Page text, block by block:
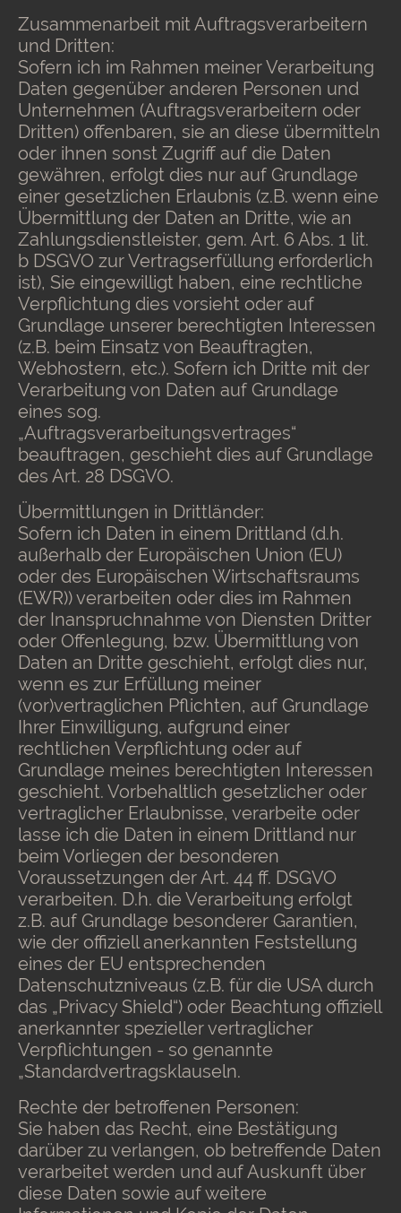
Zusammenarbeit mit Auftragsverarbeitern
und Dritten:
Sofern ich im Rahmen meiner Verarbeitung
Daten gegenüber anderen Personen und
Unternehmen (Auftragsverarbeitern oder
Dritten) offenbaren, sie an diese übermitteln
oder ihnen sonst Zugriff auf die Daten
gewähren, erfolgt dies nur auf Grundlage
einer gesetzlichen Erlaubnis (z.B. wenn eine
Übermittlung der Daten an Dritte, wie an
Zahlungsdienstleister, gem. Art. 6 Abs. 1 lit.
b DSGVO zur Vertragserfüllung erforderlich
ist), Sie eingewilligt haben, eine rechtliche
Verpflichtung dies vorsieht oder auf
Grundlage unserer berechtigten Interessen
(z.B. beim Einsatz von Beauftragten,
Webhostern, etc.). Sofern ich Dritte mit der
Verarbeitung von Daten auf Grundlage
eines sog.
„Auftragsverarbeitungsvertrages“
beauftragen, geschieht dies auf Grundlage
des Art. 28 DSGVO.
Übermittlungen in Drittländer:
Sofern ich Daten in einem Drittland (d.h.
außerhalb der Europäischen Union (EU)
oder des Europäischen Wirtschaftsraums
(EWR)) verarbeiten oder dies im Rahmen
der Inanspruchnahme von Diensten Dritter
oder Offenlegung, bzw. Übermittlung von
Daten an Dritte geschieht, erfolgt dies nur,
wenn es zur Erfüllung meiner
(vor)vertraglichen Pflichten, auf Grundlage
Ihrer Einwilligung, aufgrund einer
rechtlichen Verpflichtung oder auf
Grundlage meines berechtigten Interessen
geschieht. Vorbehaltlich gesetzlicher oder
vertraglicher Erlaubnisse, verarbeite oder
lasse ich die Daten in einem Drittland nur
beim Vorliegen der besonderen
Voraussetzungen der Art. 44 ff. DSGVO
verarbeiten. D.h. die Verarbeitung erfolgt
z.B. auf Grundlage besonderer Garantien,
wie der offiziell anerkannten Feststellung
eines der EU entsprechenden
Datenschutzniveaus (z.B. für die USA durch
das „Privacy Shield“) oder Beachtung offiziell
anerkannter spezieller vertraglicher
Verpflichtungen - so genannte
„Standardvertragsklauseln.
Rechte der betroffenen Personen:
Sie haben das Recht, eine Bestätigung
darüber zu verlangen, ob betreffende Daten
verarbeitet werden und auf Auskunft über
diese Daten sowie auf weitere